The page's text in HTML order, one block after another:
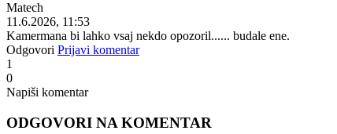
Matech
11.6.2026, 11:53
Kamermana bi lahko vsaj nekdo opozoril...... budale ene.
Odgovori Prijavi komentar
1
0
Napiši komentar
ODGOVORI NA KOMENTAR